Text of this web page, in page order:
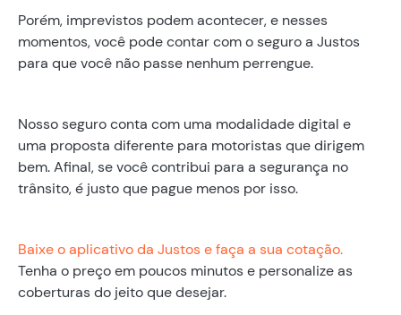
Porém, imprevistos podem acontecer, e nesses
momentos, você pode contar com o seguro a Justos
para que você não passe nenhum perrengue.
Nosso seguro conta com uma modalidade digital e
uma proposta diferente para motoristas que dirigem
bem. Afinal, se você contribui para a segurança no
trânsito, é justo que pague menos por isso.
‍Baixe o aplicativo da Justos e faça a sua cotação.
Tenha o preço em poucos minutos e personalize as
coberturas do jeito que desejar.